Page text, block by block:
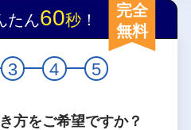
たん60秒 ！
完全
無料
3 4 5
方をご希望ですか？